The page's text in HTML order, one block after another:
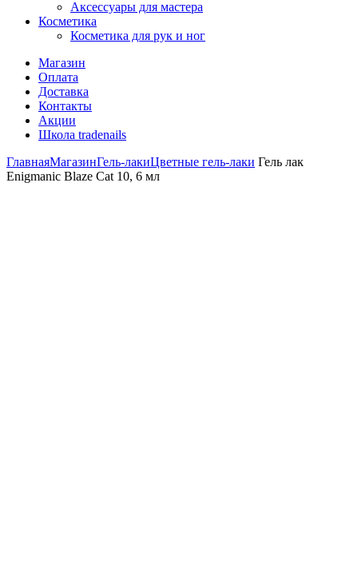
Аксессуары для мастера
Косметика
Косметика для рук и ног
Магазин
Оплата
Доставка
Контакты
Акции
Школа tradenails
ГлавнаяМагазинГель-лакиЦветные гель-лаки Гель лак
Enigmanic Blaze Cat 10, 6 мл